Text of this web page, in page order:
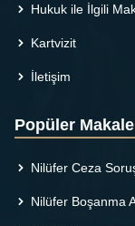
Hukuk ile İlgili
Kartvizit
İletişim
Popüler
Nilüfer Ceza
Nilüfer Boşanma